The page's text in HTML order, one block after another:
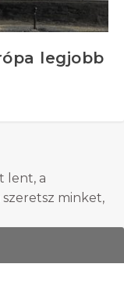
legjobb
lent, a
minket,